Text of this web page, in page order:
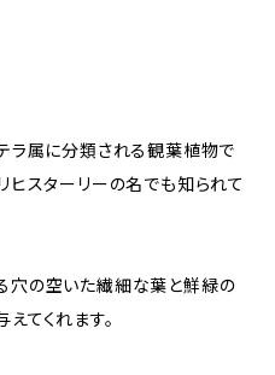
ラ属に分類される観葉植物で
ヒスターリーの名でも知られて
穴の空いた繊細な葉と鮮緑の
てくれます。